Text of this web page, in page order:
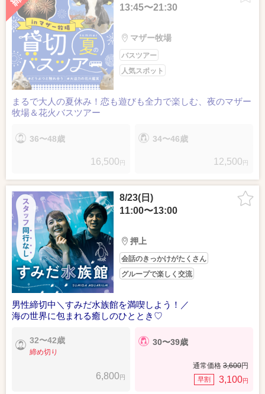
13:45〜21:30
マザー牧場
バスツアー
人気スポット
まるで大人の夏休み！恋も遊びも全力で楽しむ、夜のマザー
牧場＆花火バスツアー
36〜48歳
16,500 円
34〜46歳
12,500 円
8/23(日)
11:00〜13:00
押上
会話のきっかけがたくさん
グループで楽しく交流
男性締切中＼すみだ水族館を満喫しよう！／
海の世界に包まれる癒しのひととき♡
32〜42歳
締め切り
6,800円
30〜39歳
通常価格 3,600円
早割 3,100円